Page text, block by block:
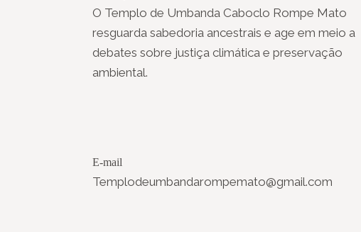
O Templo de Umbanda Caboclo Rompe Mato
resguarda sabedoria ancestrais e age em meio a
debates sobre justiça climática e preservação
ambiental.
E-mail
Templodeumbandarompemato@gmail.com